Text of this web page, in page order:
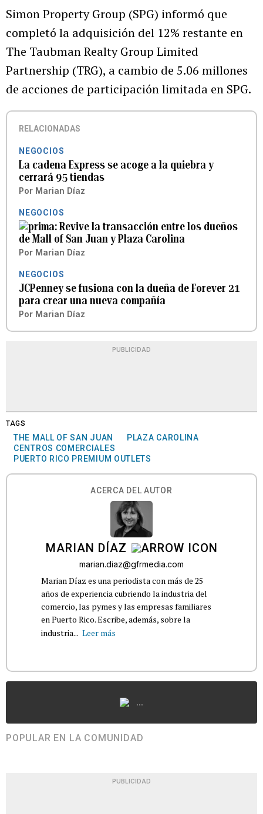
Simon Property Group (SPG) informó que
completó la adquisición del 12% restante en
The Taubman Realty Group Limited
Partnership (TRG), a cambio de 5.06 millones
de acciones de participación limitada en SPG.
RELACIONADAS
NEGOCIOS
La cadena Express se acoge a la quiebra y
cerrará 95 tiendas
Por Marian Díaz
NEGOCIOS
Revive la transacción entre los dueños
de Mall of San Juan y Plaza Carolina
Por Marian Díaz
NEGOCIOS
JCPenney se fusiona con la dueña de Forever 21
para crear una nueva compañía
Por Marian Díaz
PUBLICIDAD
TAGS
THE MALL OF SAN JUAN
PLAZA CAROLINA
CENTROS COMERCIALES
PUERTO RICO PREMIUM OUTLETS
ACERCA DEL AUTOR
MARIAN DÍAZ
marian.diaz@gfrmedia.com
Marian Díaz es una periodista con más de 25
años de experiencia cubriendo la industria del
comercio, las pymes y las empresas familiares
en Puerto Rico. Escribe, además, sobre la
industria... Leer más
...
POPULAR EN LA COMUNIDAD
PUBLICIDAD